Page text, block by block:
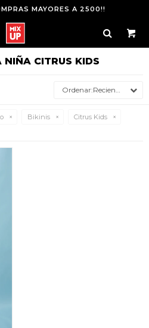
MAYORES A 2500!!
NIÑA CITRUS KIDS
Recientes
Bikinis Citrus Kids